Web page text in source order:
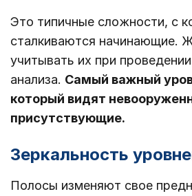
Это типичные сложности, с
сталкиваются начинающие.
учитывать их при
анализа. Самый важный
который видят
присутствующие.
Зеркальность
Полосы изменяют свое